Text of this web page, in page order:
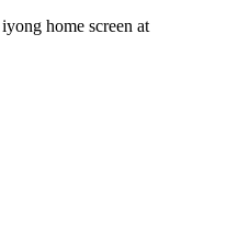
home screen at